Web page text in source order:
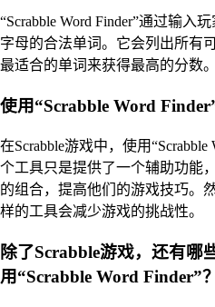
“Scrabble Word Finder”通过输入
字母的合法单词。它会列出所有
最适合的单词来获得最高的分数。
使用“Scrabble Word
在Scrabble游戏中，使用
个工具只是提供了一个辅助功能
的组合，提高他们的游戏技巧。
样的工具会减少游戏的挑战性。
除了Scrabble游戏，还有哪
用“Scrabble Word Finder”？